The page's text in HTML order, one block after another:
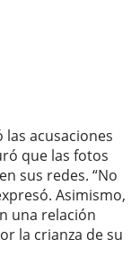
las acusaciones
que las fotos
sus redes. “No
Asimismo,
una relación
la crianza de su